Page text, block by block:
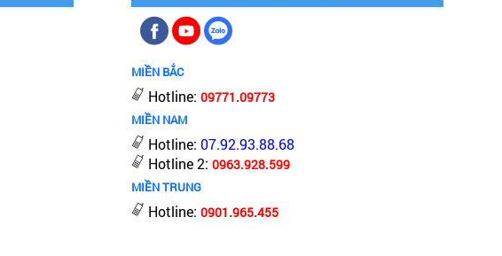
MIỀN BẮC
Hotline:09771.09773
MIỀN NAM
Hotline:07.92.93.88.68
Hotline 2:0963.928.599
MIỀN TRUNG
Hotline:0901.965.455